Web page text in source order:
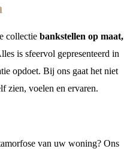
collectiebankstellen op maat,
is sfeervol gepresenteerd in
opdoet. Bij ons gaat het niet
zien, voelen en ervaren.
van uw woning? Ons